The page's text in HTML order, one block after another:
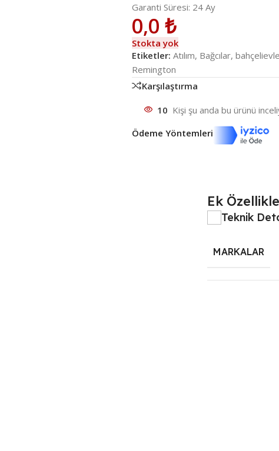
Garanti Süresi: 24 Ay
0,0 ₺
Stokta yok
Etiketler: Atılım, Bağcılar,
Remington
Karşılaştırma
10 Kişi şu anda bu ürünü
Ödeme Yöntemleri
Ek
Teknik
MARKALAR